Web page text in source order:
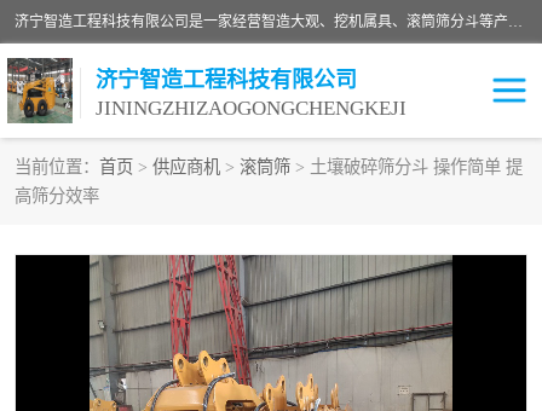
济宁智造工程科技有限公司是一家经营智造大观、挖机属具、滚筒筛分斗等产品的滑移装载机厂家。济宁智造工程科技有限公司奉行以质量赢得用户，诚信为本，互利共赢的宗旨，依靠雄厚的技术力量，科学的管理制度，先进的加工检测设备，始终坚持以客户为中心，免费咨询！
济宁智造工程科技有限公司
JININGZHIZAOGONGCHENGKEJI
当前位置： 首页 > 供应商机 > 滚筒筛 > 土壤破碎筛分斗 操作简单 提
高筛分效率
振动夯
铣挖机 移动破碎机
滚筒筛分斗 粉碎钳
液压剪 土壤修复